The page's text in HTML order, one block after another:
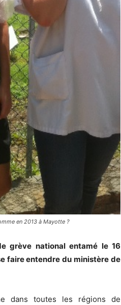
en 2013 à Mayotte ?
grève national entamé le 16
faire entendre du ministère de
dans toutes les régions de